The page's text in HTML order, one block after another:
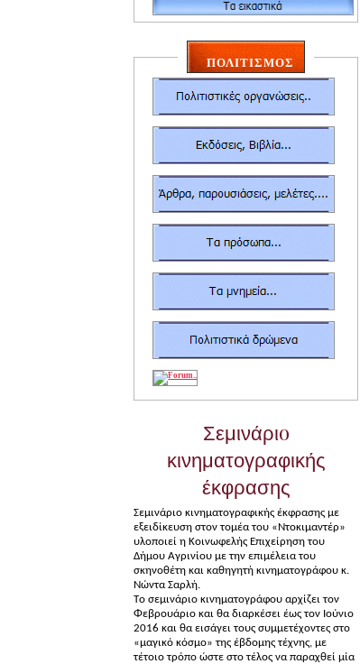
ΠΟΛΙΤΙΣΜΟΣ
Σεμινάριo
κινηματογραφικής
έκφρασης
Σεμινάριο κινηματογραφικής έκφρασης με
εξειδίκευση στον τομέα του «Ντοκιμαντέρ»
υλοποιεί η Κοινωφελής Επιχείρηση του
Δήμου Αγρινίου με την επιμέλεια του
σκηνοθέτη και καθηγητή κινηματογράφου κ.
Νώντα Σαρλή.
Τo σεμινάριo κινηματογράφου αρχίζει τον
Φεβρουάριο και θα διαρκέσει έως τον Ιούνιο
2016 και θα εισάγει τους συμμετέχοντες στο
«μαγικό κόσμο» της έβδομης τέχνης, με
τέτοιο τρόπο ώστε στο τέλος να παραχθεί μία